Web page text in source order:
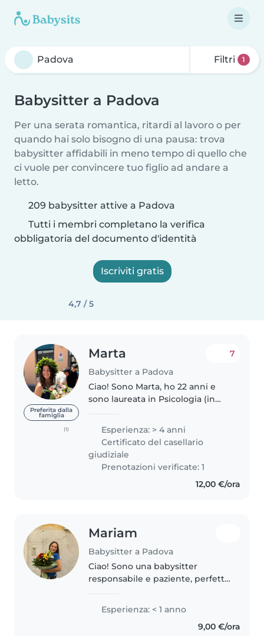
Filtri 1
Babysitter a Padova
Per una serata romantica, ritardi al lavoro o per
quando hai solo bisogno di una pausa: trova
babysitter affidabili in meno tempo di quello che
ci vuole per convincere tuo figlio ad andare a
letto.
209 babysitter attive a Padova
Tutti i membri completano la verifica
obbligatoria del documento d'identità
Iscriviti gratis
4,7 / 5
Preferita dalla
famiglia
(1)
Marta
Babysitter a Padova
7
Ciao! Sono Marta, ho 22 anni e
sono laureata in Psicologia (in
sto frequentando la magistrale in
Psicologia Clinica. Lavoro
stabilmente come babysitter..
Esperienza: > 4 anni
Certificato del casellario
giudiziale
Prenotazioni verificate: 1
12,00 €/ora
Mariam
Babysitter a Padova
Ciao! Sono una babysitter
responsabile e paziente, perfetta
servizi per la sanità e assistenza
sociale e mi piace disegnare,..
Esperienza: < 1 anno
9,00 €/ora